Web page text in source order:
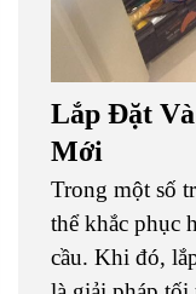
Lắp Đặt
Mới
Trong một số
thể khắc phục
cầu. Khi đó,